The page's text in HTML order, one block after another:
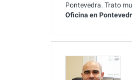
Pontevedra. Trato
Oficina en